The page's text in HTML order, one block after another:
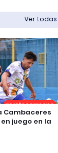
Ver todas
Cambaceres
juego en la